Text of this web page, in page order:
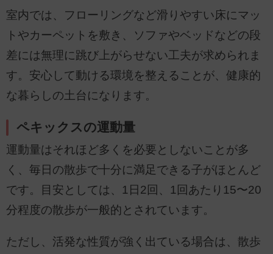
室内では、フローリングなど滑りやすい床にマッ
トやカーペットを敷き、ソファやベッドなどの段
差には無理に跳び上がらせない工夫が求められま
す。安心して動ける環境を整えることが、健康的
な暮らしの土台になります。
ペキックスの運動量
運動量はそれほど多くを必要としないことが多
く、毎日の散歩で十分に満足できる子がほとんど
です。目安としては、1日2回、1回あたり15〜20
分程度の散歩が一般的とされています。
ただし、活発な性質が強く出ている場合は、散歩